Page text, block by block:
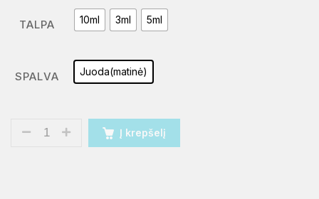
TALPA 10ml 3ml 5ml
SPALVA Juoda(matinė)
Į krepšelį